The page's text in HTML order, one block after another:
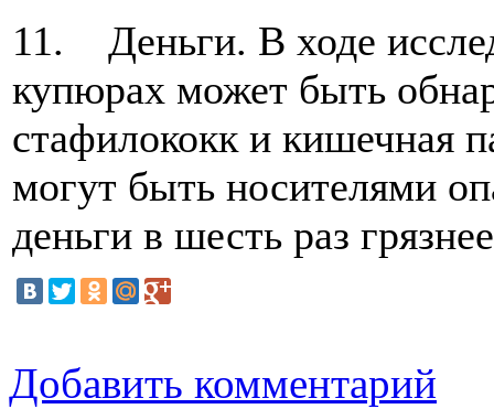
11. Деньги. В ходе
купюрах может быть
стафилококк и кишечная
могут быть носителями
деньги в шесть раз
Добавить комментарий